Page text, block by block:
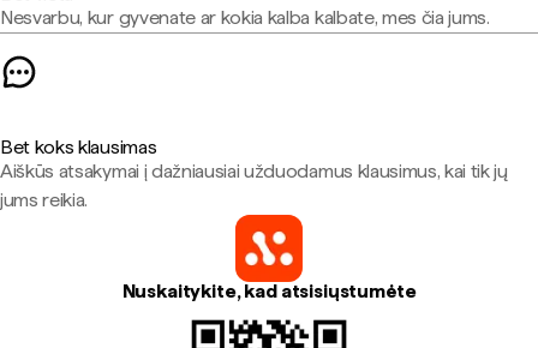
Nesvarbu, kur gyvenate ar kokia kalba kalbate, mes čia jums.
Bet koks klausimas
Aiškūs atsakymai į dažniausiai užduodamus klausimus, kai tik jų
jums reikia.
Nuskaitykite, kad atsisiųstumėte